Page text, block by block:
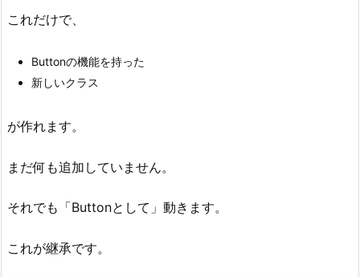
7.
と
め
これだけで、
Buttonの機能を持った
新しいクラス
が作れます。
まだ何も追加していません。
それでも「Buttonとして」動きます。
これが継承です。